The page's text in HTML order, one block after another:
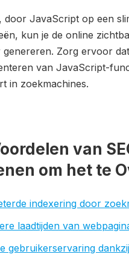
door JavaScript op een
kun je de online
Zorg ervoor
van JavaScript-
in zoekmachines.
van
om het te
indexering door
laadtijden van
gebruikerservaring